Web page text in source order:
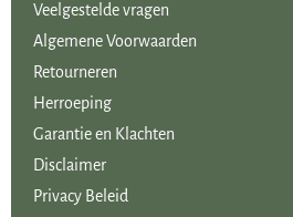
Veelgestelde vragen
Algemene Voorwaarden
Retourneren
Herroeping
Garantie en Klachten
Disclaimer
Privacy Beleid